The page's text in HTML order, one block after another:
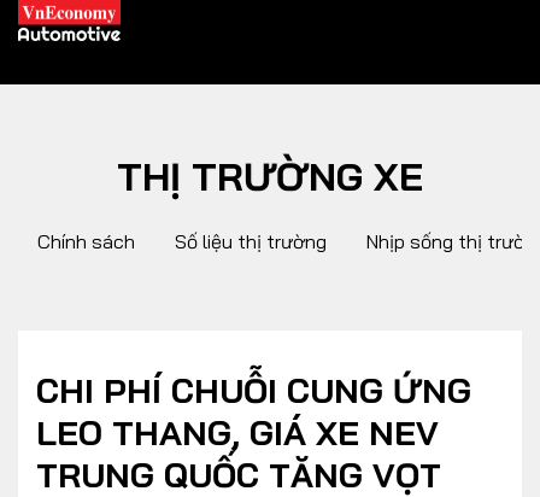
XE XANH
THỊ TRƯỜNG XE DOANH NGHIỆP
THỊ TRƯỜNG XE
Chính sách Số liệu thị trường Nhịp sống thị
CHI PHÍ CHUỖI CUNG ỨNG
LEO THANG, GIÁ XE NEV
TRUNG QUỐC TĂNG VỌT